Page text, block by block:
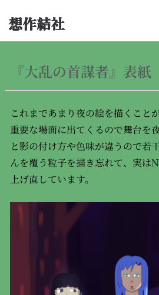
想作結社
『大乱の首謀者』表
これまであまり夜の絵を描くこと
重要な場面に出てくるので舞台を
と影の付け方や色味が違うので若
んを覆う粒子を描き忘れて、実は
上げ直しています。